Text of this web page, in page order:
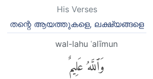
His Verses
തന്റെ ആയത്തുകളെ, ലക്ഷ്യങ്ങളെ
wal-lahu ʿalīmun
وَٱللَّهُ عَلِيمٌ